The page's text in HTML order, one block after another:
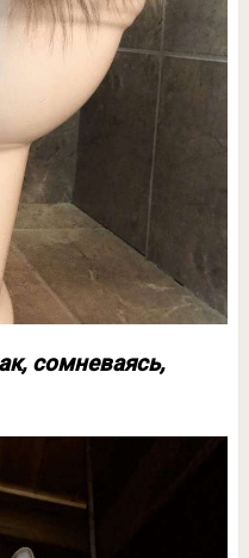
сомневаясь,